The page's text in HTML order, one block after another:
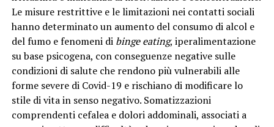
Le misure restrittive e le limitazioni nei contatti sociali
hanno determinato un aumento del consumo di alcol e
del fumo e fenomeni di binge eating, iperalimentazione
su base psicogena, con conseguenze negative sulle
condizioni di salute che rendono più vulnerabili alle
forme severe di Covid-19 e rischiano di modificare lo
stile di vita in senso negativo. Somatizzazioni
comprendenti cefalea e dolori addominali, associati a